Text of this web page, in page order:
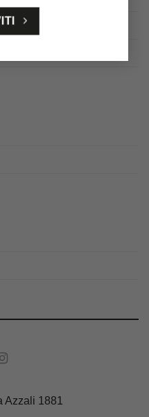
Azzali 1881